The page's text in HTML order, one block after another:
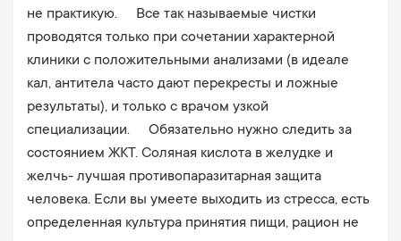
не практикую. ⠀ Все так называемые чистки
проводятся только при сочетании характерной
клиники с положительными анализами (в идеале
кал, антитела часто дают перекресты и ложные
результаты), и только с врачом узкой
специализации. ⠀ Обязательно нужно следить за
состоянием ЖКТ. Соляная кислота в желудке и
желчь- лучшая противопаразитарная защита
человека. Если вы умеете выходить из стресса, есть
определенная культура принятия пищи, рацион не